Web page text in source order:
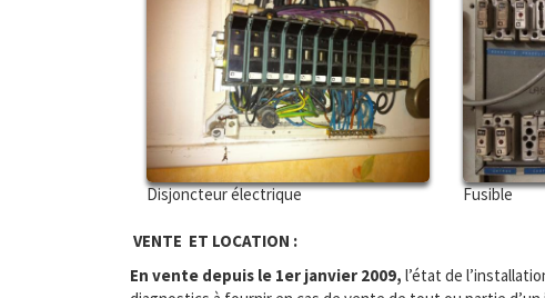
Disjoncteur électrique Fusible
VENTE ET LOCATION :
En vente depuis le 1er janvier 2009, l’état de